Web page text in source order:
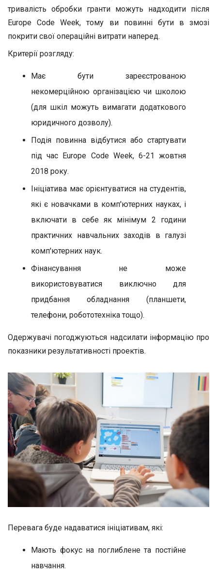
тривалість обробки гранти можуть надходити після
Europe Code Week, тому ви повинні бути в змозі
покрити свої операційні витрати наперед.
Критерії розгляду:
Має бути зареєстрованою
некомерційною організацією чи школою
(для шкіл можуть вимагати додаткового
юридичного дозволу).
Подія повинна відбутися або стартувати
під час Europe Code Week, 6-21 жовтня
2018 року.
Ініціатива має орієнтуватися на студентів,
які є новачками в комп'ютерних науках, і
включати в себе як мінімум 2 години
практичних навчальних заходів в галузі
комп'ютерних наук.
Фінансування не може
використовуватися виключно для
придбання обладнання (планшети,
телефони, робототехніка тощо).
Одержувачі погоджуються надсилати інформацію про
показники результативності проектів.
Перевага буде надаватися ініціативам, які:
Мають фокус на поглиблене та постійне
навчання.